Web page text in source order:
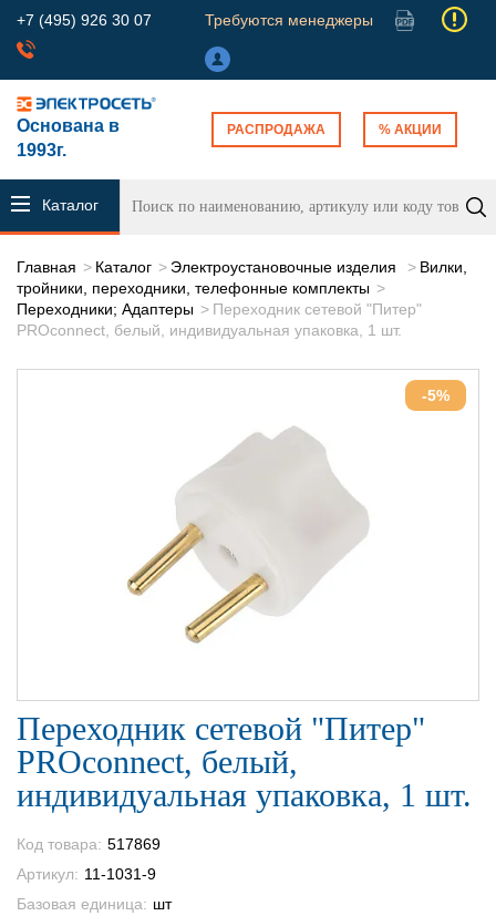
+7 (495) 926 30 07 Требуются менеджеры
Основана в
1993г.
РАСПРОДАЖА % АКЦИИ
Каталог
Главная Каталог Электроустановочные изделия
Вилки,
тройники, переходники, телефонные комплекты
Переходники; Адаптеры
Переходник сетевой "Питер"
PROconnect, белый, индивидуальная упаковка, 1 шт.
-5%
Переходник сетевой "Питер"
PROconnect, белый,
индивидуальная упаковка, 1 шт.
Код товара: 517869
Артикул: 11-1031-9
Базовая единица: шт